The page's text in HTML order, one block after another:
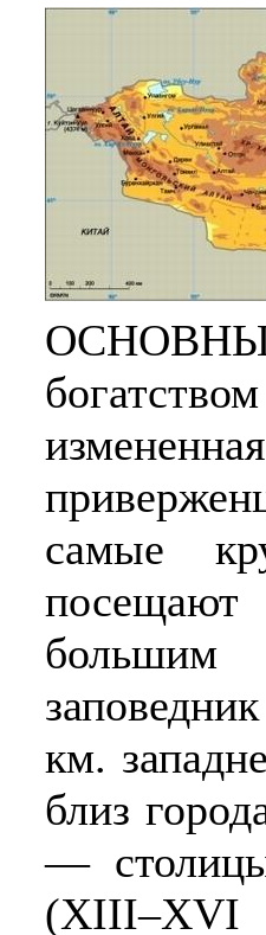
самые
км.
близ
—
(ХIII–ХVI